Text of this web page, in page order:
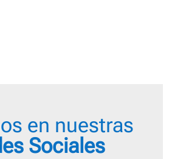
en nuestras
Sociales